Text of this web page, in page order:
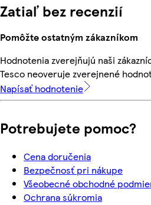
Zatiaľ bez recenzií
Pomôžte ostatným zákazníkom
Hodnotenia zverejňujú naši
Tesco neoveruje zverejnené
Napísať hodnotenie
Potrebujete pomoc?
Cena doručenia
Bezpečnosť pri nákupe
Všeobecné obchodné
Ochrana súkromia